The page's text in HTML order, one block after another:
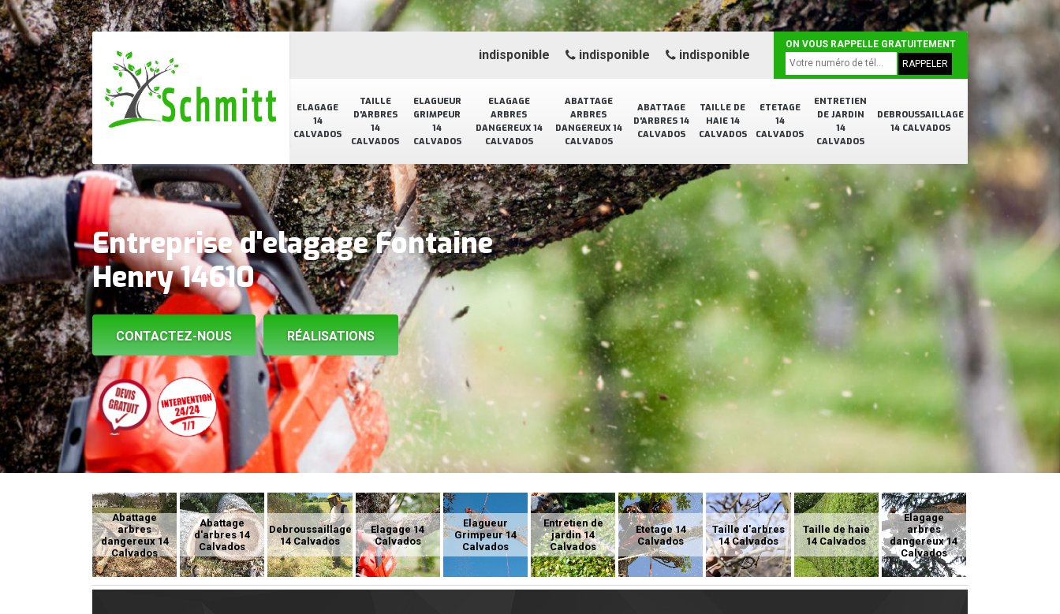
ELAGAGE
14
CALVADOS
TAILLE
D'ARBRES
14
CALVADOS
ELAGUEUR
GRIMPEUR
14
CALVADOS
ELAGAGE
ARBRES
DANGEREUX 14
CALVADOS
ABATTAGE
ARBRES
DANGEREUX 14
CALVADOS
ABATTAGE
D'ARBRES 14
CALVADOS
TAILLE DE
HAIE 14
CALVADOS
ETETAGE
14
CALVADOS
ENTRETIEN
DE JARDIN
14
CALVADOS
DEBROUSSAILLAGE
14 CALVADOS
indisponible indisponible indisponible
ON VOUS RAPPELLE GRATUITEMENT
Entreprise d'elagage Fontaine
Henry 14610
CONTACTEZ-NOUS RÉALISATIONS
Abattage
arbres
dangereux 14
Calvados
Abattage
d'arbres 14
Calvados
Debroussaillage
14 Calvados
Elagage 14
Calvados
Elagueur
Grimpeur 14
Calvados
Entretien de
jardin 14
Calvados
Etetage 14
Calvados
Taille d'arbres
14 Calvados
Taille de haie
14 Calvados
Elagage
arbres
dangereux 14
Calvados